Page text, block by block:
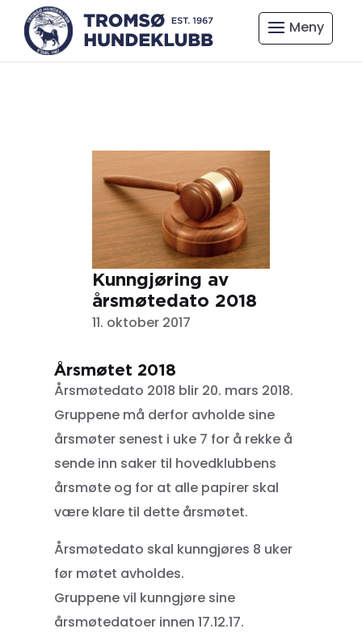
Kunngjøring av
årsmøtedato 2018
11. oktober 2017
Årsmøtet 2018
Årsmøtedato 2018 blir 20. mars 2018.
Gruppene må derfor avholde sine
årsmøter senest i uke 7 for å rekke å
sende inn saker til hovedklubbens
årsmøte og for at alle papirer skal
være klare til dette årsmøtet.
Årsmøtedato skal kunngjøres 8 uker
før møtet avholdes.
Gruppene vil kunngjøre sine
årsmøtedatoer innen 17.12.17.